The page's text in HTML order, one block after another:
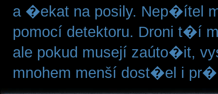
a �ekat na posily. Nep�ítel
pomocí detektoru. Droni t�í
ale pokud musejí zaúto�it,
mnohem menší dost�el i